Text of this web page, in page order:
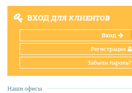
ВХОДДЛЯ КЛИЕНТОВ
Вход
Регистрация
Забыли пароль?
Наши офисы